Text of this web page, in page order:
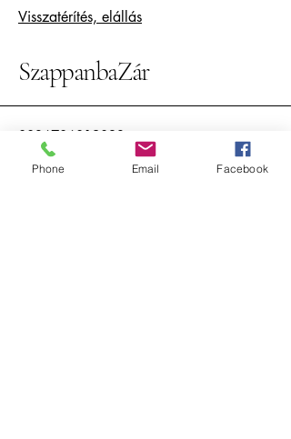
Visszatérítés, elállás
SzappanbaZár
0036706019823
szappanbazar.shop@gmail.com
Phone Email Facebook